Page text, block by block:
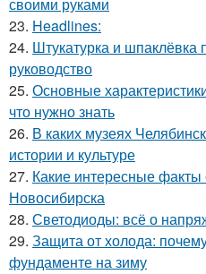
23. Headlines:
24. Штукатурка и шпаклёвка
руководство
25. Основные
что нужно знать
26. В каких музеях
истории и культуре
27. Какие интересные факты
Новосибирска
28. Светодиоды: всё о
29. Защита от холода:
фундаменте на зиму